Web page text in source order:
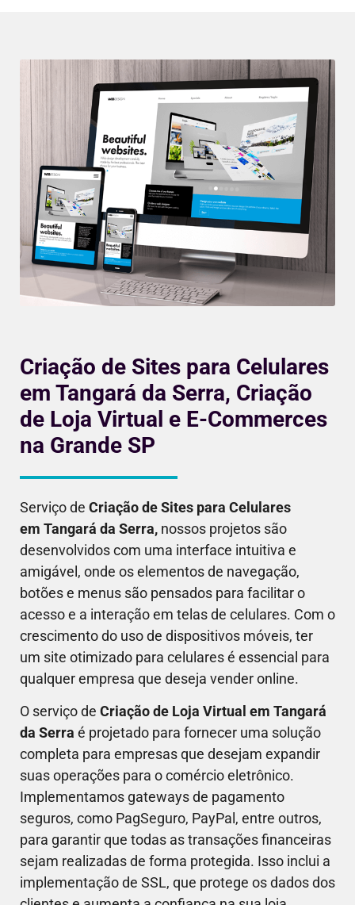
Criação de Sites para Celulares
em Tangará da Serra, Criação
de Loja Virtual e E-Commerces
na Grande SP
Serviço de Criação de Sites para Celulares
em Tangará da Serra, nossos projetos são
desenvolvidos com uma interface intuitiva e
amigável, onde os elementos de navegação,
botões e menus são pensados para facilitar o
acesso e a interação em telas de celulares. Com o
crescimento do uso de dispositivos móveis, ter
um site otimizado para celulares é essencial para
qualquer empresa que deseja vender online.
O serviço de Criação de Loja Virtual em Tangará
da Serra é projetado para fornecer uma solução
completa para empresas que desejam expandir
suas operações para o comércio eletrônico.
Implementamos gateways de pagamento
seguros, como PagSeguro, PayPal, entre outros,
para garantir que todas as transações financeiras
sejam realizadas de forma protegida. Isso inclui a
implementação de SSL, que protege os dados dos